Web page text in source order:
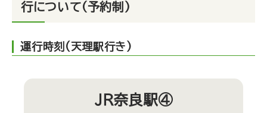
行について（予約制）
運行時刻(天理駅行き)
ＪＲ奈良駅④